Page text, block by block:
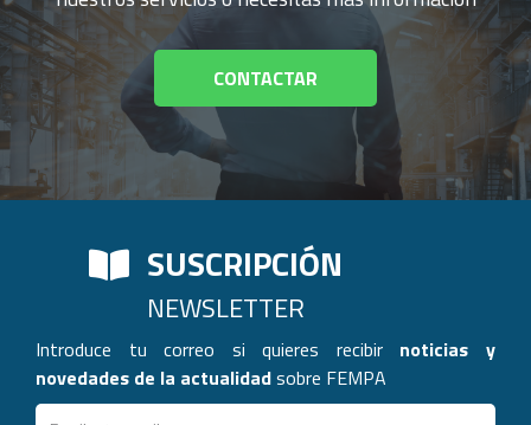
CONTACTAR
SUSCRIPCIÓN
NEWSLETTER
Introduce tu correo si quieres recibir noticias y
novedades de la actualidadsobre FEMPA